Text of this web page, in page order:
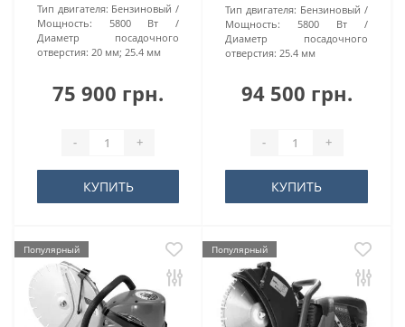
Тип двигателя: Бензиновый
Мощность:
5800 Вт
Диаметр посадочного
отверстия: 20 мм; 25.4 мм
75 900 грн.
- +
КУПИТЬ
Тип двигателя: Бензиновый
Мощность:
5800 Вт
Диаметр посадочного
отверстия: 25.4 мм
94 500 грн.
- +
КУПИТЬ
Популярный Популярный